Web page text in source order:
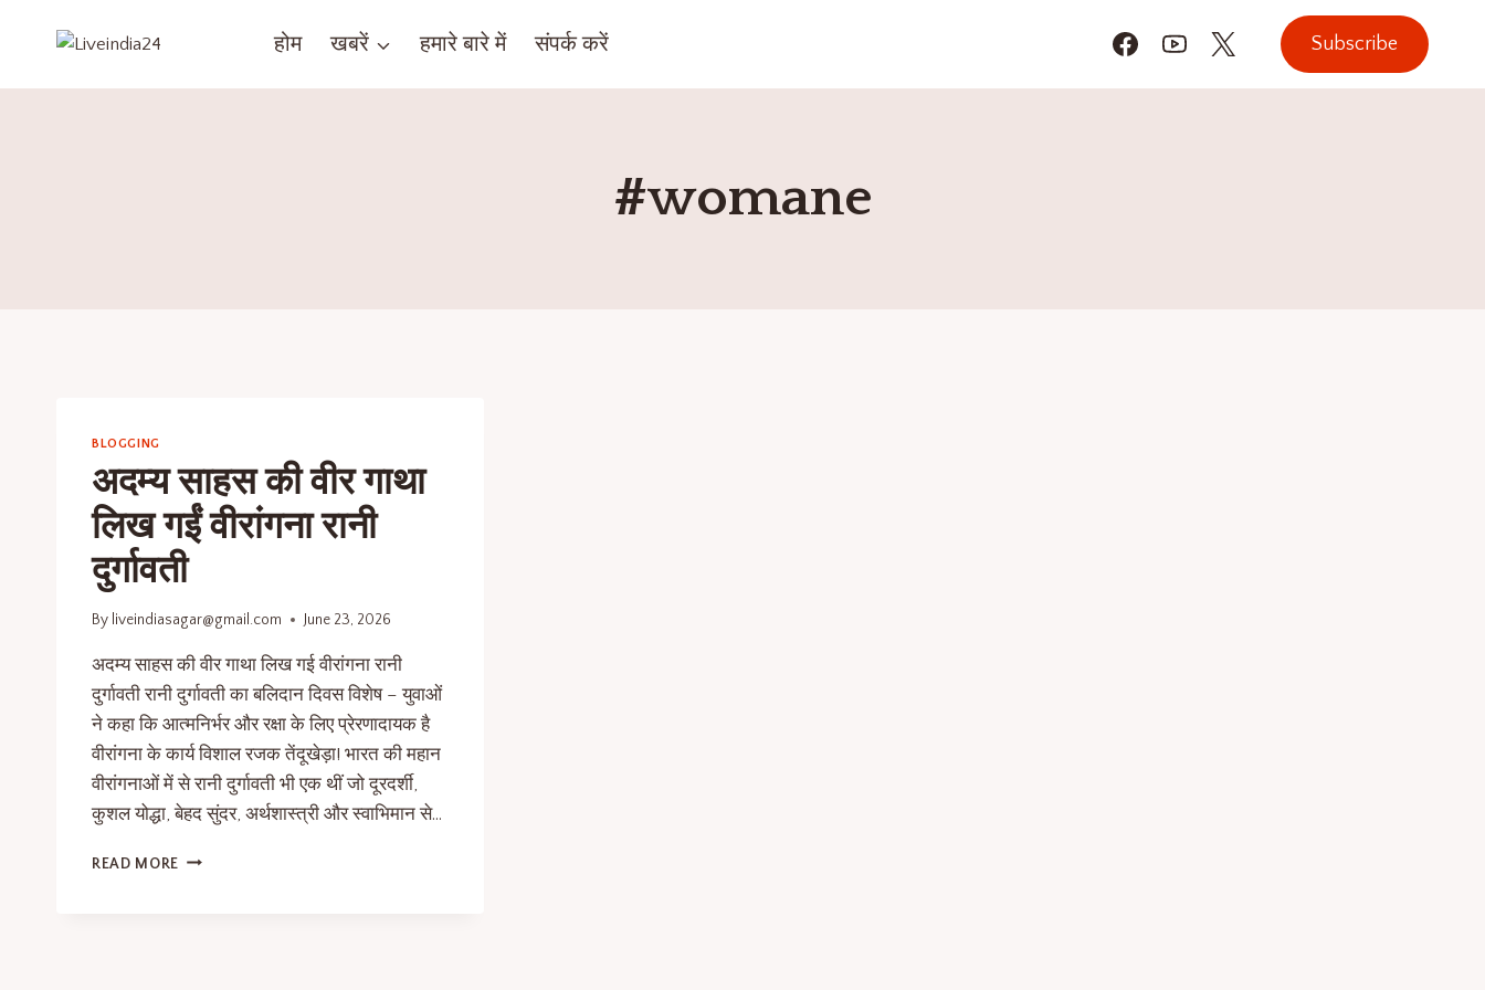
होम खबरें हमारे बारे में संपर्क करें Subscribe
#womane
BLOGGING
अदम्य साहस की वीर गाथा
लिख गईं वीरांगना रानी
दुर्गावती
By liveindiasagar@gmail.com June 23, 2026
अदम्य साहस की वीर गाथा लिख गई वीरांगना रानी
दुर्गावती रानी दुर्गावती का बलिदान दिवस विशेष – युवाओं
ने कहा कि आत्मनिर्भर और रक्षा के लिए प्रेरणादायक है
वीरांगना के कार्य विशाल रजक तेंदूखेड़ा! भारत की महान
वीरांगनाओं में से रानी दुर्गावती भी एक थीं जो दूरदर्शी,
कुशल योद्धा, बेहद सुंदर, अर्थशास्त्री और स्वाभिमान से…
READ MORE